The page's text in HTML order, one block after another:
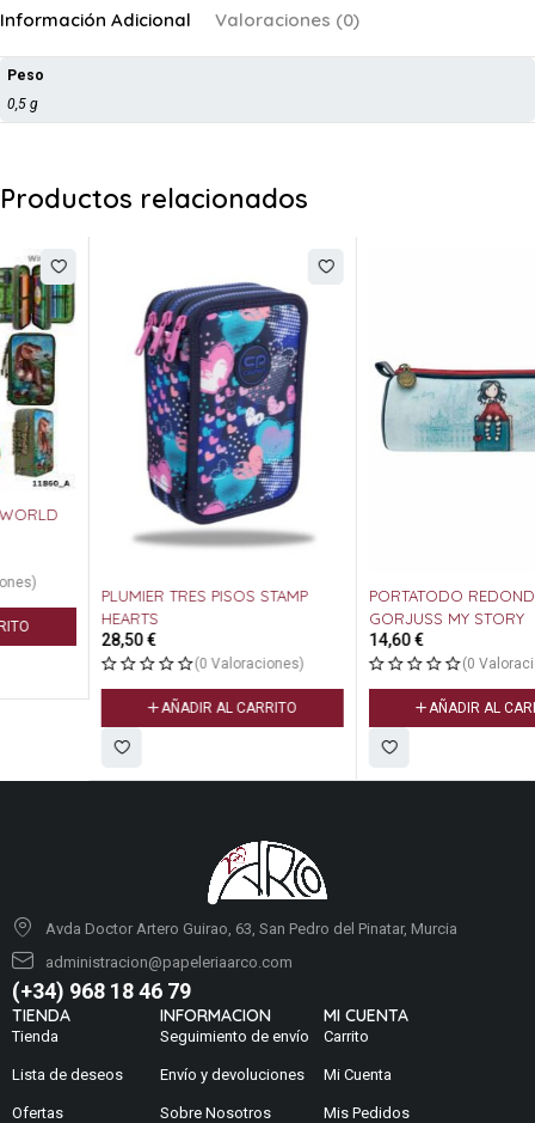
Información Adicional Valoraciones (0)
Peso
0,5 g
Productos relacionados
PLUMIER TRES PISOS STAMP
HEARTS
(0 Valoraciones)
AÑADIR AL CARRITO
PORTATODO REDONDO
GORJUSS MY STORY
(0 Valoraciones)
AÑADIR AL CARRITO
Avda Doctor Artero Guirao, 63, San Pedro del Pinatar, Murcia
administracion@papeleriaarco.com
(+34) 968 18 46 79
TIENDA
Tienda
Lista de deseos
Ofertas
INFORMACION
Seguimiento de envío
Envío y devoluciones
Sobre Nosotros
MI CUENTA
Carrito
Mi Cuenta
Mis Pedidos